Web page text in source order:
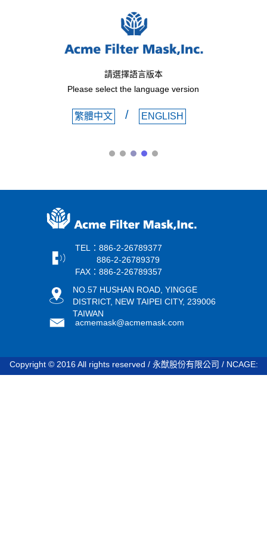
請選擇語言版本
Please select the language version
繁體中文 / ENGLISH
TEL：886-2-26789377
886-2-26789379
FAX：886-2-26789357
NO.57 HUSHAN ROAD, YINGGE
DISTRICT, NEW TAIPEI CITY, 239006
TAIWAN
acmemask@acmemask.com
Copyright © 2016 All rights reserved / 永猷股份有限公司 / NCAGE: